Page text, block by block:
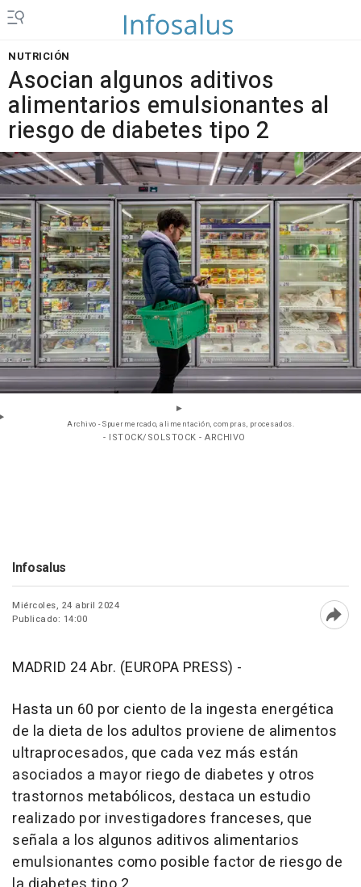
NUTRICIÓN
Asocian algunos aditivos
alimentarios emulsionantes al
riesgo de diabetes tipo 2
Archivo - Spuermercado, alimentación, compras, procesados.
- ISTOCK/SOLSTOCK - ARCHIVO
Infosalus
Miércoles, 24 abril 2024
Publicado: 14:00
MADRID 24 Abr. (EUROPA PRESS) -
Hasta un 60 por ciento de la ingesta energética
de la dieta de los adultos proviene de alimentos
ultraprocesados, que cada vez más están
asociados a mayor riego de diabetes y otros
trastornos metabólicos, destaca un estudio
realizado por investigadores franceses, que
señala a los algunos aditivos alimentarios
emulsionantes como posible factor de riesgo de